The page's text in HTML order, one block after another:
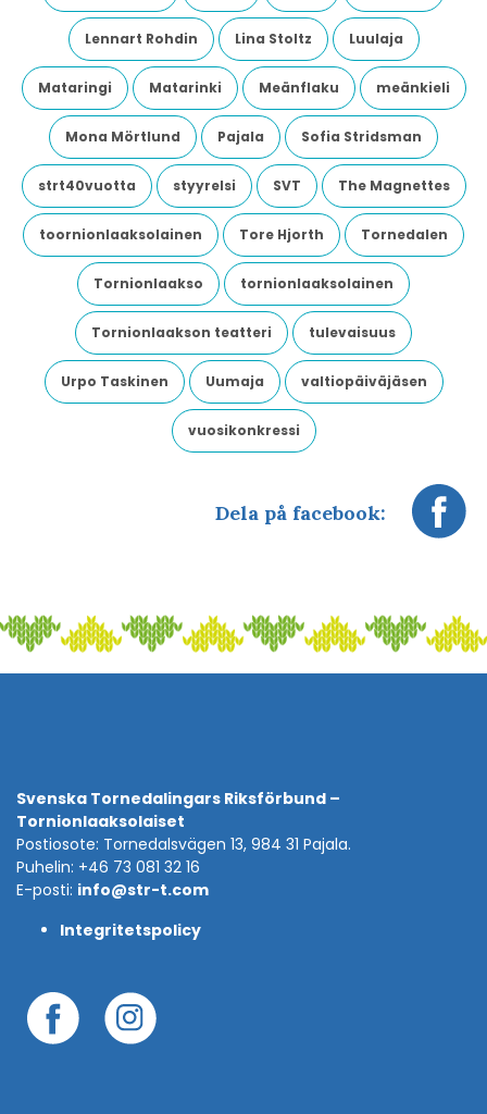
Lennart Rohdin Lina Stoltz Luulaja
Mataringi Matarinki Meänflaku meänkieli
Mona Mörtlund Pajala Sofia Stridsman
strt40vuotta styyrelsi SVT The Magnettes
toornionlaaksolainen Tore Hjorth Tornedalen
Tornionlaakso tornionlaaksolainen
Tornionlaakson teatteri tulevaisuus
Urpo Taskinen Uumaja valtiopäiväjäsen
vuosikonkressi
Dela på facebook:
Svenska Tornedalingars Riksförbund –
Tornionlaaksolaiset
Postiosote: Tornedalsvägen 13, 984 31 Pajala.
Puhelin: +46 73 081 32 16
E-posti: info@str-t.com
Integritetspolicy